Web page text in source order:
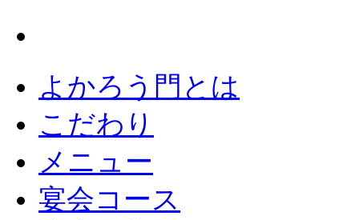
よかろう門とは
こだわり
メニュー
宴会コース